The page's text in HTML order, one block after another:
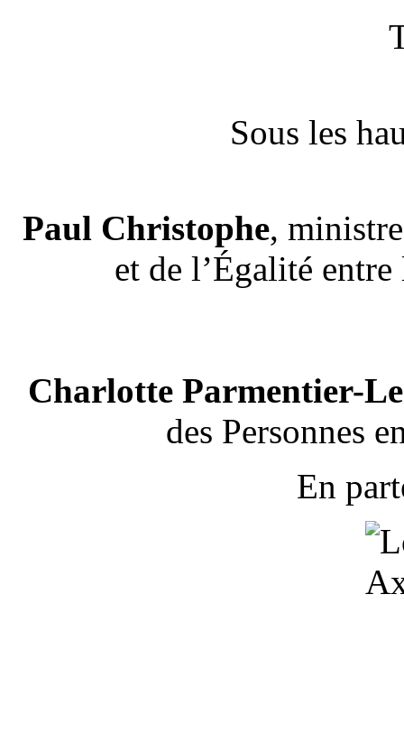
Sous les
Paul Christophe,
et de l’Égalité
Charlotte Parmentier-
des Personnes
En